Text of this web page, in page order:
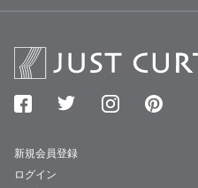
新規会員登録
ログイン